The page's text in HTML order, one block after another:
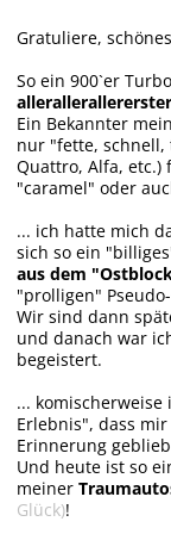
Gratuliere,
So ein 900`er
Ein Bekannter
nur "fette, schnell,
Quattro, Alfa, etc.)
"caramel" oder
... ich hatte mich
sich so ein
aus dem
"prolligen"
Wir sind dann
und danach war
begeistert.
...
Erlebnis", dass
Erinnerung
Und heute ist so
meiner
Glück)!